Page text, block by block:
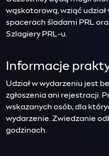
wąskotorową, wziąć udział
spacerach śladami PRL
Szlagiery PRL-u.
Informacje
Udział w wydarzeniu jest
zgłoszenia ani rejestracji.
wskazanych osób, dla
wydarzenie. Zwiedzanie
godzinach.